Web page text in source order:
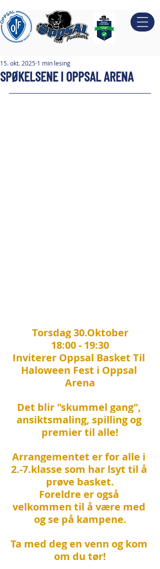
SPØKELSENE I OPPSAL ARENA
15. okt. 2025 1 min lesing
Torsdag 30.Oktober
18:00 - 19:30
Inviterer Oppsal Basket Til
Haloween Fest i Oppsal
Arena
Det blir "skummel gang",
ansiktsmaling, spilling og
premier til alle!
Arrangementet er for alle i
2.-7.klasse som har lsyt til å
prøve basket.
Foreldre er også
velkommen til å være med
og se på kampene.
Ta med deg en venn og kom
om du tør!